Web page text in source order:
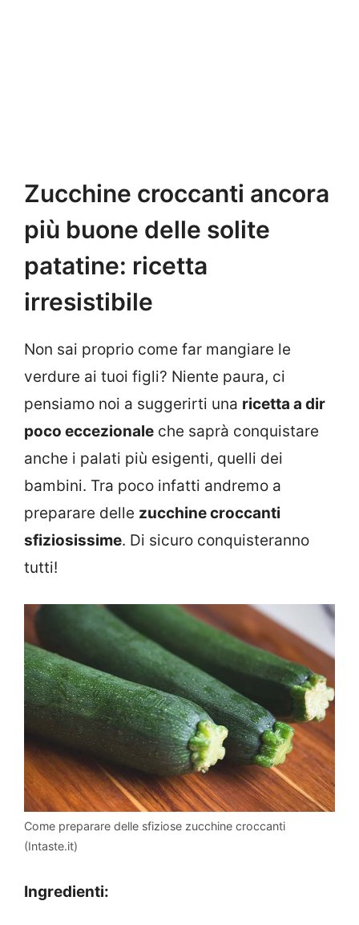
Zucchine croccanti ancora
più buone delle solite
patatine: ricetta
irresistibile
Non sai proprio come far mangiare le
verdure ai tuoi figli? Niente paura, ci
pensiamo noi a suggerirti una ricetta a dir
poco eccezionale che saprà conquistare
anche i palati più esigenti, quelli dei
bambini. Tra poco infatti andremo a
preparare delle zucchine croccanti
sfiziosissime. Di sicuro conquisteranno
tutti!
Come preparare delle sfiziose zucchine croccanti
(Intaste.it)
Ingredienti: